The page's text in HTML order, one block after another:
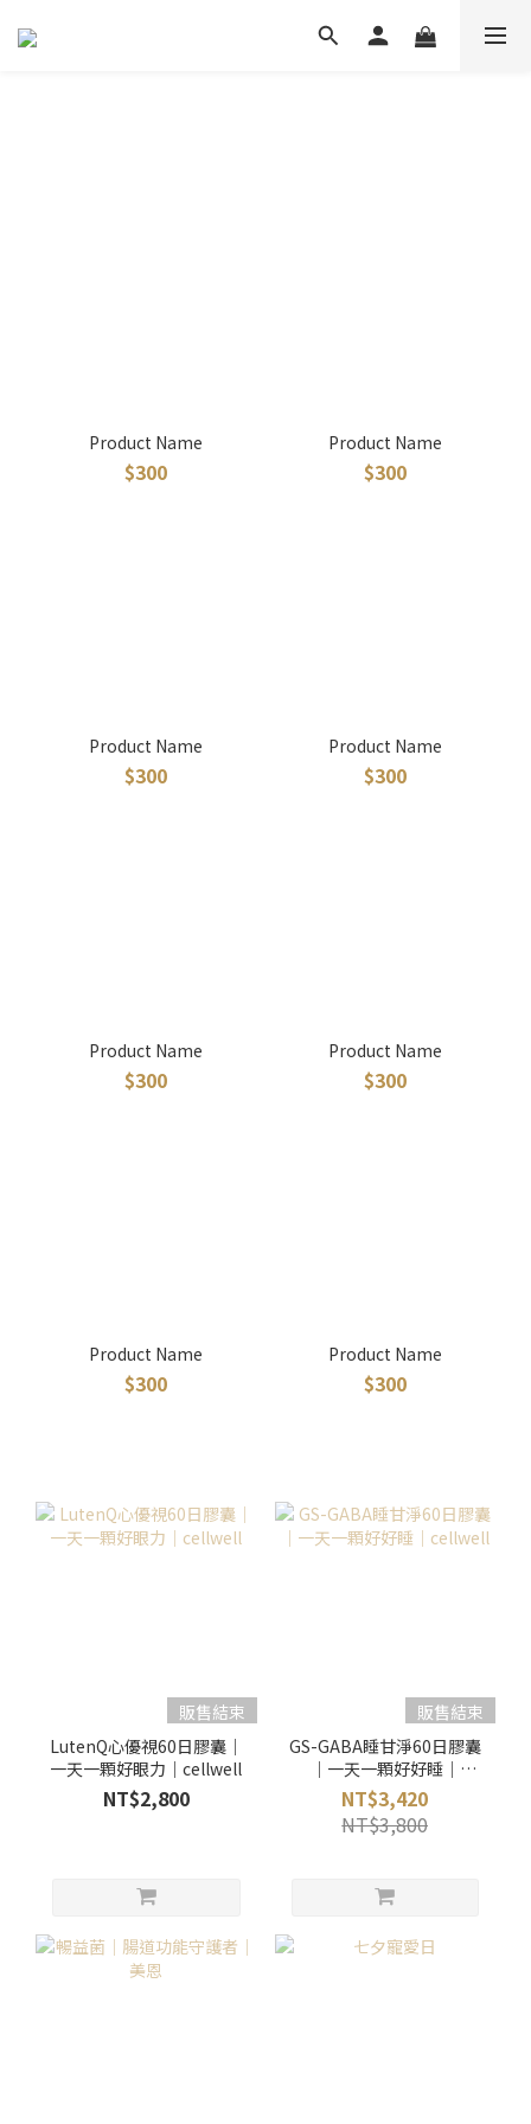
Product Name
$300
Product Name
$300
Product Name
$300
Product Name
$300
Product Name
$300
Product Name
$300
Product Name
$300
Product Name
$300
販售結束
LutenQ心優視60日膠囊｜
一天一顆好眼力｜cellwell
NT$2,800
販售結束
GS-GABA睡甘淨60日膠囊
｜一天一顆好好睡｜
cellwell
NT$3,420
NT$3,800